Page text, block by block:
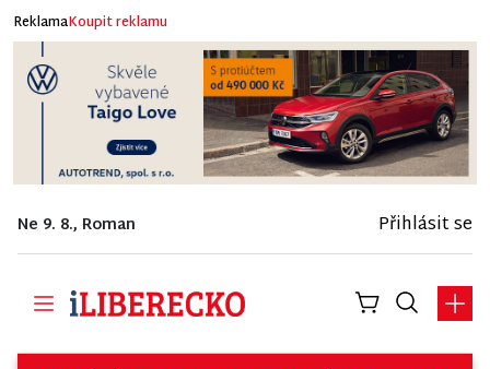
ReklamaKoupit reklamu
Ne 9. 8., Roman Přihlásit se